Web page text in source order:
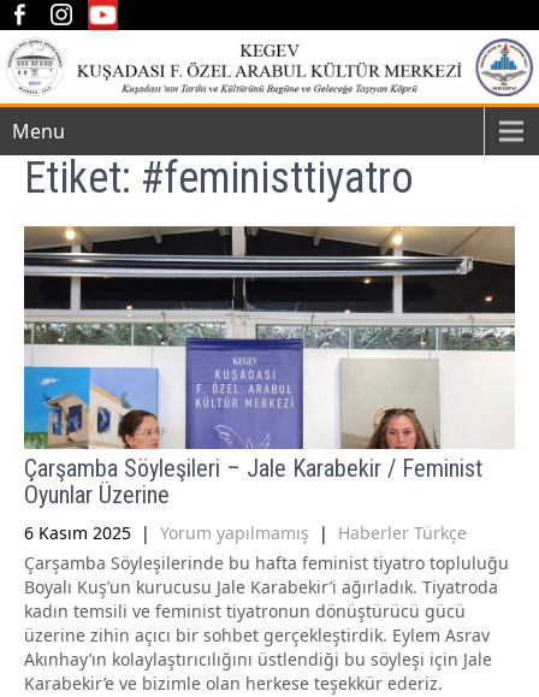
Menu
Etiket: #feministtiyatro
Çarşamba Söyleşileri – Jale Karabekir / Feminist
Oyunlar Üzerine
6 Kasım 2025 | Yorum yapılmamış | Haberler Türkçe
Çarşamba Söyleşilerinde bu hafta feminist tiyatro topluluğu
Boyalı Kuş’un kurucusu Jale Karabekir’i ağırladık. Tiyatroda
kadın temsili ve feminist tiyatronun dönüştürücü gücü
üzerine zihin açıcı bir sohbet gerçekleştirdik. Eylem Asrav
Akınhay’ın kolaylaştırıcılığını üstlendiği bu söyleşi için Jale
Karabekir’e ve bizimle olan herkese teşekkür ederiz.